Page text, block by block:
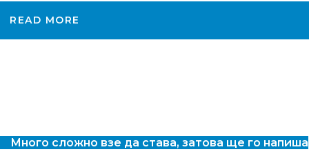
READ MORE
Много сложно взе да става, затова ще го напиша